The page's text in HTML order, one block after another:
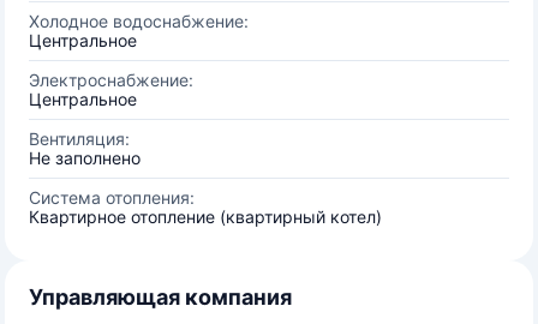
Холодное водоснабжение:
Центральное
Электроснабжение:
Центральное
Вентиляция:
Не заполнено
Система отопления:
Квартирное отопление (квартирный котел)
Управляющая компания